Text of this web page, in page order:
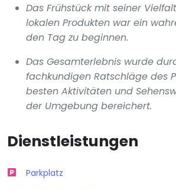
Das Frühstück mit seiner
lokalen Produkten war ein
den Tag zu beginnen.
Das Gesamterlebnis wurde
fachkundigen Ratschläge des
besten Aktivitäten und
der Umgebung bereichert.
Dienstleistungen
Parkplatz